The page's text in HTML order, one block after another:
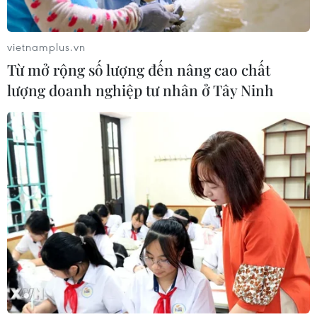
Tổng Biên tập: TRẦN TIẾN DUẨN
Phó Tổng Biên tập: NGUYỄN THỊ TÁM, KHÚC THANH
THỦY
Sở hữu trí tuệ
Quy định sử dụng
RSS
Hỗ trợ
Ngôn ngữ
TTXVN
Dịch vụ tin
Quảng cáo
vietnamplus.vn
Từ mở rộng số lượng đến nâng cao chất
lượng doanh nghiệp tư nhân ở Tây Ninh